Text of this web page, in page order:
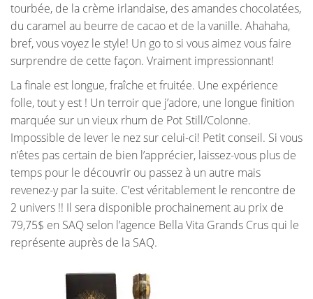
tourbée, de la crème irlandaise, des amandes chocolatées,
du caramel au beurre de cacao et de la vanille. Ahahaha,
bref, vous voyez le style! Un go to si vous aimez vous faire
surprendre de cette façon. Vraiment impressionnant!
La finale est longue, fraîche et fruitée. Une expérience
folle, tout y est ! Un terroir que j’adore, une longue finition
marquée sur un vieux rhum de Pot Still/Colonne.
Impossible de lever le nez sur celui-ci! Petit conseil. Si vous
n’êtes pas certain de bien l’apprécier, laissez-vous plus de
temps pour le découvrir ou passez à un autre mais
revenez-y par la suite. C’est véritablement le rencontre de
2 univers !! Il sera disponible prochainement au prix de
79,75$ en SAQ selon l’agence Bella Vita Grands Crus qui le
représente auprès de la SAQ.